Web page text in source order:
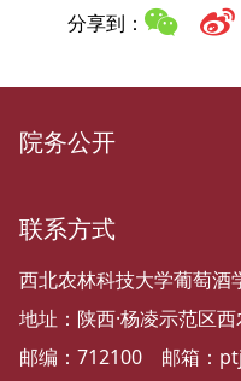
分享到：
院务公开
联系方式
西北农林科技大学葡萄酒
地址：陕西·杨凌示范区
邮编：712100 邮箱：